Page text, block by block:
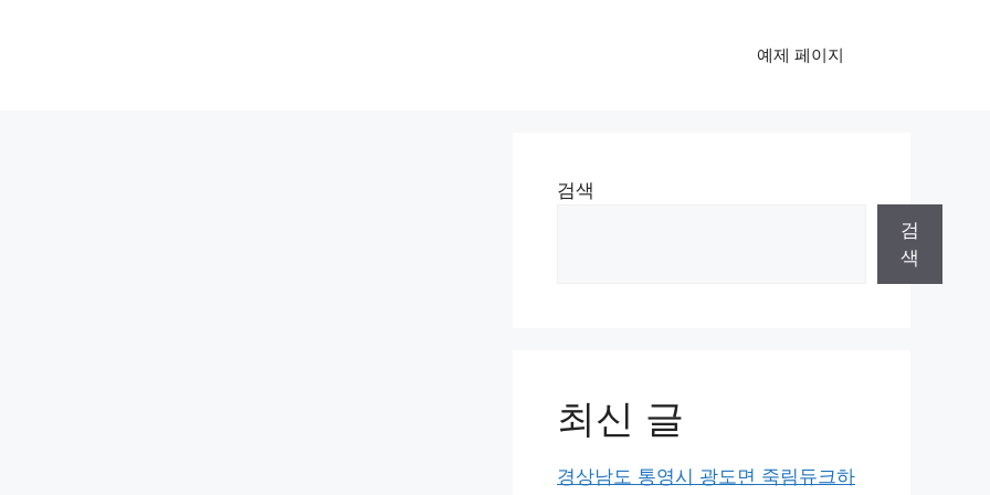
예제 페이지
검색
검
색
최신 글
경상남도 통영시 광도면 죽림듀크하